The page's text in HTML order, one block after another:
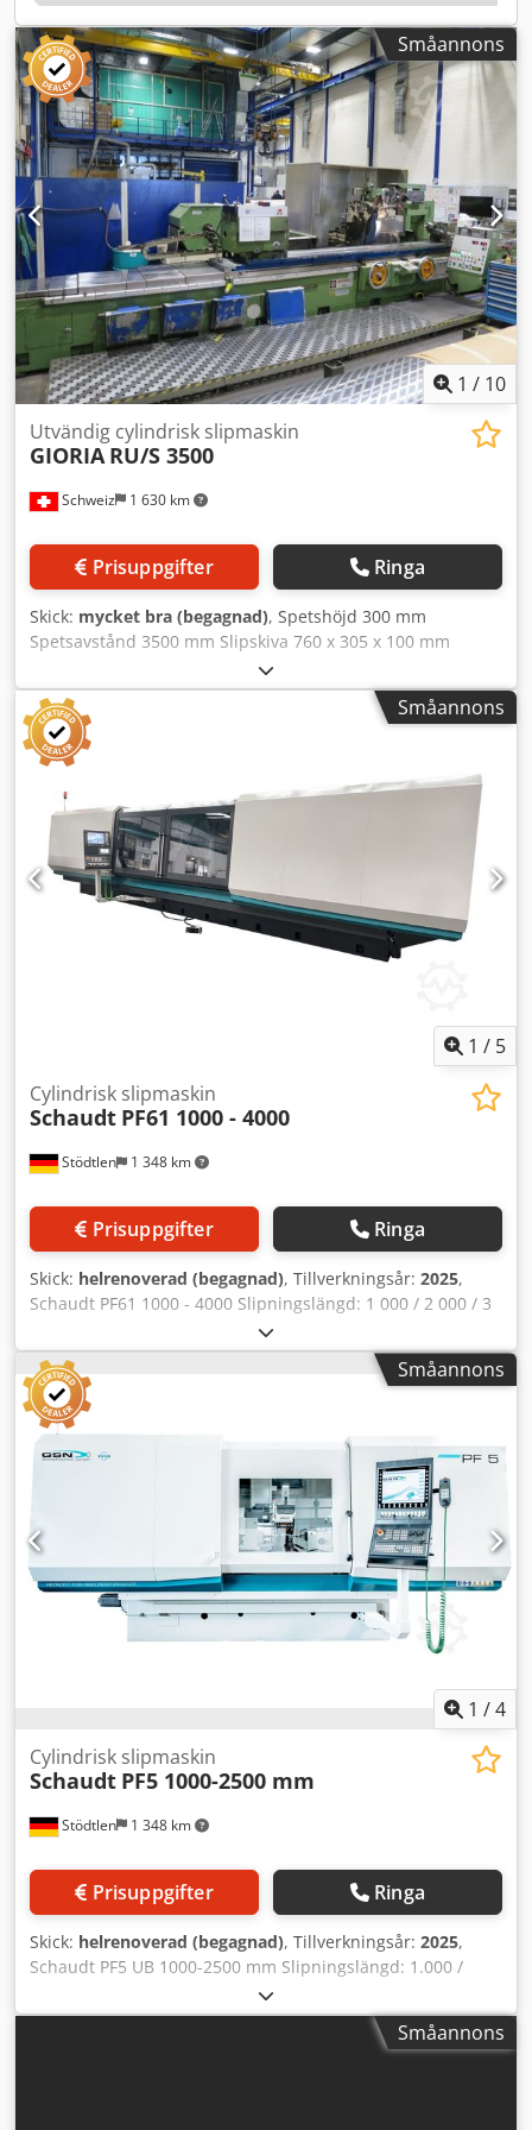
Småannons
1 / 10
Schweiz 1 630 km
Utvändig cylindrisk slipmaskin
GIORIA RU/S 3500
Prisuppgifter Ringa
Skick: mycket bra (begagnad), Spetshöjd 300 mm
Spetsavstånd 3500 mm Slipskiva 760 x 305 x 100 mm
Cjdpfjtpgnhjx Aqqeha Med digital display Med mätsystem
MARPOSS Diverse tillbehör MARCELS MASCHINEN AG
Småannons
1 / 5
Stödtlen 1 348 km
Cylindrisk slipmaskin
Schaudt PF61 1000 - 4000
Prisuppgifter Ringa
Skick: helrenoverad (begagnad), Tillverkningsår: 2025,
Schaudt PF61 1000 - 4000 Slipningslängd: 1 000 / 2 000 / 3
000 / 4 000 mm Chjdpfx Aqsiqxt Hjqoa Spetshöjd: 260 mm
Fler valfria tillval: - Helt nytt elskåp med Siemens
Sinumerik One eller Fanuc 0iTF-Plus styrsystem - Snabb
inställning via GSN-operatörsgränssnitt - Diatronic
mätsystem - B-axel fritt positionerbar - Andra yttre
slipskiva - Invändig slipenhet - Spetshöjningsanordning -
Avjämningsspindel för diamantformrulle - Balans- och
gnistsensorer - Bakdubb hydraulisk
fastspänning/avspänning - Automatisk Siemens dörrdrift -
19" / 22" skärm - Fjärrsupport - Ombyggnad till nåldysor -
Passande kylmedels-/utsugsanläggning - Förberett för
automation - m.m. Vi kan även renovera er befintliga
lager-/verkstadsmaskin! Schaudt / Studer / Kellenberger /
Bahmüller / Voumard / Overbeck / Fortuna / Tacchella m.fl.
Småannons
1 /4
Stödtlen 1 348 km
Cylindrisk slipmaskin
Schaudt PF5 1000-2500 mm
Prisuppgifter Ringa
Skick: helrenoverad (begagnad), Tillverkningsår: 2025,
Schaudt PF5 UB 1000-2500 mm Slipningslängd: 1.000 /
1.500 / 2.000 / 2.500 mm Centrumhöjd: 180 / 225 mm (fler
alternativ möjliga) Arbetsstyckets vikt: 350 / 500 / 800 kg
(mer möjligt på begäran) Ytterligare valbara tillval: - Helt
Småannons